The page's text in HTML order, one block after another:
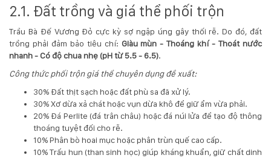
Công
-
Hòa
Quý
-
Đà
Nẵng
2.1. Đất trồng và giá thể phối trộn
Trầu Bà Đế Vương Đỏ cực kỳ sợ ngập úng gây thối rễ. Do đó, đất
trồng phải đảm bảo tiêu chí: Giàu mùn - Thoáng khí - Thoát nước
nhanh - Có độ chua nhẹ (pH từ 5.5 - 6.5).
Công thức phối trộn giá thể chuyên dụng đề xuất:
30% Đất thịt sạch hoặc đất phù sa đã xử lý.
30% Xơ dừa xả chát hoặc vụn dừa khô để giữ ẩm vừa phải.
20% Đá Perlite (đá trân châu) hoặc đá núi lửa để tạo độ thông
thoáng tuyệt đối cho rễ.
10% Phân bò hoai mục hoặc phân trùn quế cao cấp.
10% Trấu hun (than sinh học) giúp kháng khuẩn, giữ chất dinh